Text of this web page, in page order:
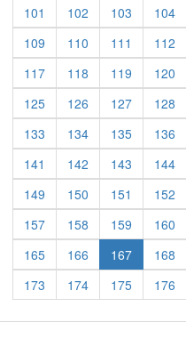
101 102 103 104
109
110 111 112
117
118 119 120
125
126 127 128
133
134 135 136
141
142 143 144
149
150 151 152
157
158 159 160
165
166 167 168
173
174 175 176